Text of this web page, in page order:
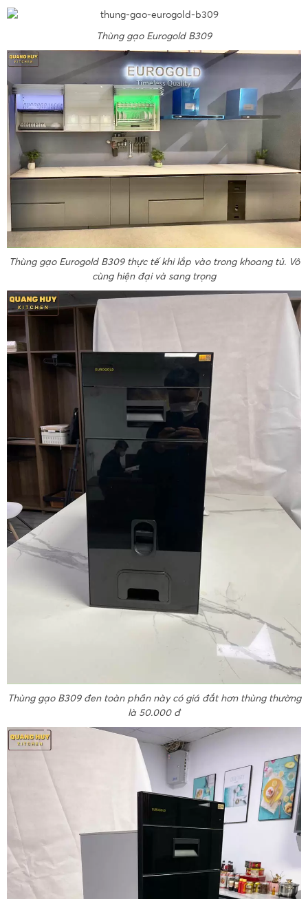
Thùng gạo Eurogold B309
Thùng gạo Eurogold B309 thực tế khi lắp vào trong khoang tủ. Vô
cùng hiện đại và sang trọng
Thùng gạo B309 đen toàn phần này có giá đắt hơn thùng thường
là 50.000 đ